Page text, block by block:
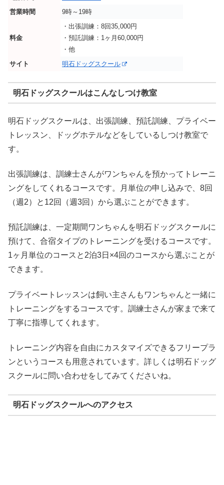
営業時間
9時～19時
料金
・出張訓練：8回35,000円
・預託訓練：1ヶ月60,000円
・他
サイト
明石ドッグスクール
明石ドッグスクールはこんなしつけ教室
明石ドッグスクールは、出張訓練、預託訓練、プライベー
トレッスン、ドッグホテルなどをしているしつけ教室で
す。
出張訓練は、訓練士さんがワンちゃんを預かってトレーニ
ングをしてくれるコースです。月単位の申し込みで、8回
（週2）と12回（週3回）から選ぶことができます。
預託訓練は、一定期間ワンちゃんを明石ドッグスクールに
預けて、合宿タイプのトレーニングを受けるコースです。
1ヶ月単位のコースと2泊3日×4回のコースから選ぶことが
できます。
プライベートレッスンは飼い主さんもワンちゃんと一緒に
トレーニングをするコースです。訓練士さんが家まで来て
丁寧に指導してくれます。
トレーニング内容を自由にカスタマイズできるフリープラ
ンというコースも用意されています。詳しくは明石ドッグ
スクールに問い合わせをしてみてくださいね。
明石ドッグスクールへのアクセス